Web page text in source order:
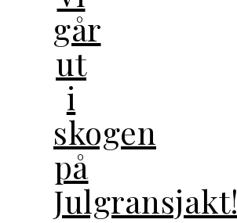
går
ut
i
skogen
på
Julgransjakt!